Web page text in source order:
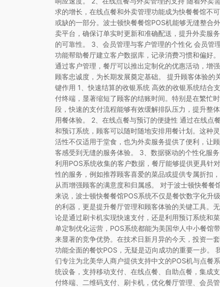
求的增长，在线点餐和外卖管理功能成为快餐餐馆不可
或缺的一部分。波士顿快餐餐馆POS机能够无缝整合外
卖平台，确保订单实时更新和准确配送，提升外卖服务
的可靠性。 3、会员管理与客户管理的个性化 会员管
功能帮助餐厅建立客户数据库，记录消费习惯和偏好。
通过客户管理，餐厅可以推出定制化的优惠活动，增强
顾客忠诚度，为长期发展奠定基础。 提升顾客体验的
键作用 1、快速结算的收银系统 高效的收银系统结合支
付终端，显著缩短了顾客的结账时间。特别是在繁忙时
段，快速的支付流程能够有效缓解排队压力，提升整体
用餐体验。 2、在线点餐与预订的便捷性 通过在线点餐
和预订系统，顾客可以随时随地安排用餐计划。这种灵
活性不仅适用于堂食，也为外卖服务提供了便利，让顾
客感受到无缝的服务体验。 3、数据驱动的个性化服务
利用POS系统收集的客户数据，餐厅能够提供更具针对
性的服务，例如推荐顾客喜爱的菜品或提供专属折扣，
从而增强顾客的满意度和归属感。 对于波士顿快餐餐
来说，波士顿快餐餐馆POS系统不仅是餐饮数字化升级
的利器，更是提升餐厅管理和顾客体验的关键工具。无
论是通过刷卡机实现快速支付，还是利用预订系统和菜
单定制优化运营，POS系统都能为美国华人中小餐馆带
来显著的竞争优势。在技术日新月异的今天，投资一套
功能全面的餐饮POS，无疑是迈向成功的重要一步。
们专注为北美华人商户提供支持中文的POS机与点餐系
统设备，支持移动支付、在线点餐、自助点餐，集成支
付终端、二维码支付、刷卡机，优化餐厅管理、会员管